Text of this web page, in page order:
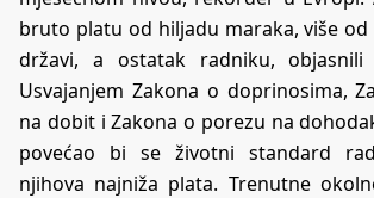
bruto platu od hiljadu maraka, više od
državi, a ostatak radniku, objasnili
Usvajanjem Zakona o doprinosima,
na dobit i Zakona o porezu na
povećao bi se životni standard
njihova najniža plata. Trenutne